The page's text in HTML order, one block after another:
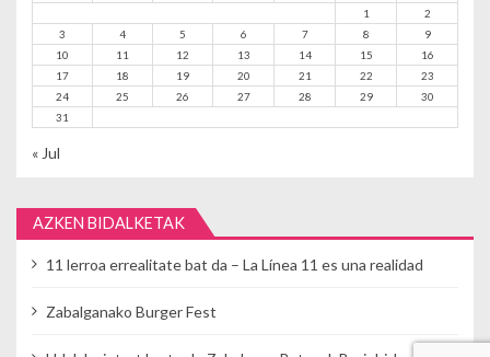
1
2
3
4 5 6 7 8
9
10
11 12 13 14 15
16
17
18 19 20 21 22
23
24
25 26 27 28 29
30
31
« Jul
AZKEN BIDALKETAK
11 lerroa errealitate bat da – La Línea 11 es una realidad
Zabalganako Burger Fest